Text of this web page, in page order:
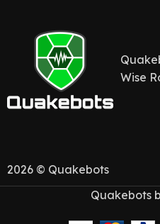
Wise
2026 © Quakebots
Quakebots